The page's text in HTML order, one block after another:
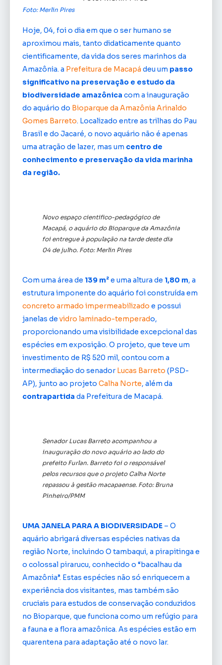
Foto: Merlin Pires
Hoje, 04, foi o dia em que o ser humano se
aproximou mais, tanto didaticamente quanto
cientificamente, da vida dos seres marinhos da
Amazônia. a Prefeitura de Macapá deu um passo
significativo na preservação e estudo da
biodiversidade amazônica com a inauguração
do aquário do Bioparque da Amazônia Arinaldo
Gomes Barreto. Localizado entre as trilhas do Pau
Brasil e do Jacaré, o novo aquário não é apenas
uma atração de lazer, mas um centro de
conhecimento e preservação da vida marinha
da região.
Novo espaço cientifico-pedagógico de
Macapá, o aquário do Bioparque da Amazônia
foi entregue à população na tarde deste dia
04 de julho. Foto: Merlin Pires
Com uma área de 139 m²e uma altura de 1,80 m, a
estrutura imponente do aquário foi construída em
concreto armado impermeabilizado e possui
janelas de vidro laminado-temperado,
proporcionando uma visibilidade excepcional das
espécies em exposição. O projeto, que teve um
investimento de R$ 520 mil, contou com a
intermediação do senador Lucas Barreto (PSD-
AP), junto ao projeto Calha Norte, além da
contrapartida da Prefeitura de Macapá.
Senador Lucas Barreto acompanhou a
inauguração do novo aquário ao lado do
prefeito Furlan. Barreto foi o responsável
pelos recursos que o projeto Calha Norte
repassou à gestão macapaense. Foto: Bruna
Pinheiro/PMM
UMA JANELA PARA A BIODIVERSIDADE – O
aquário abrigará diversas espécies nativas da
região Norte, incluindo O tambaqui, a pirapitinga e
o colossal pirarucu, conhecido o “bacalhau da
Amazônia”. Estas espécies não só enriquecem a
experiência dos visitantes, mas também são
cruciais para estudos de conservação conduzidos
no Bioparque, que funciona como um refúgio para
a fauna e a flora amazônica. As espécies estão em
quarentena para adaptação até o novo lar.